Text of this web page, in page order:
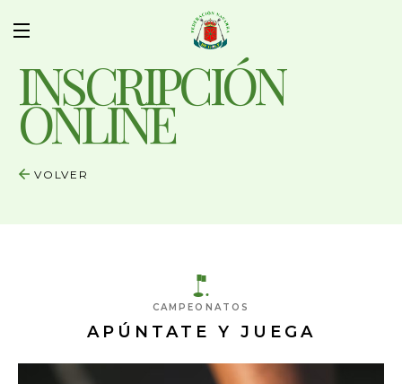
INSCRIPCIÓN
ONLINE
VOLVER
CAMPEONATOS
APÚNTATE Y JUEGA